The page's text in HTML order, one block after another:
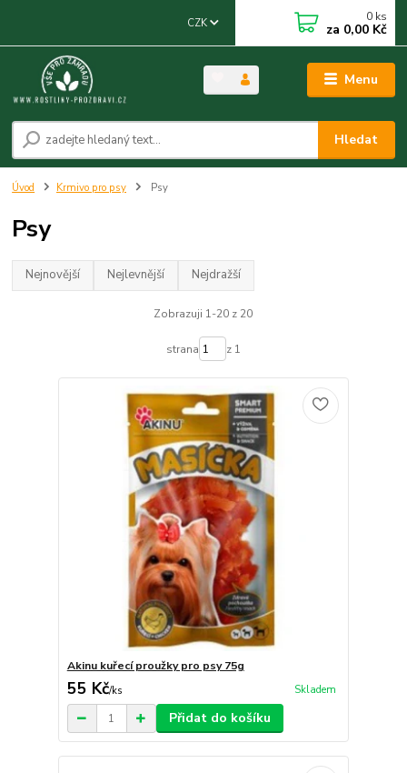
Menu
CZK
Hledat
0 ks
za 0,00 Kč
Úvod Krmivo pro psy Psy
Psy
Nejnovější Nejlevnější Nejdražší
Zobrazuji 1-20 z 20
strana z 1
Akinu kuřecí proužky pro psy 75g
55 Kč/ks Skladem
Přidat do košíku